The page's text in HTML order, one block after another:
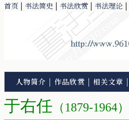
首页 | 书法简史 | 书法欣赏 | 书法理论 |
人物简介 | 作品欣赏 | 相关文章 |
于右任 （1879-1964）